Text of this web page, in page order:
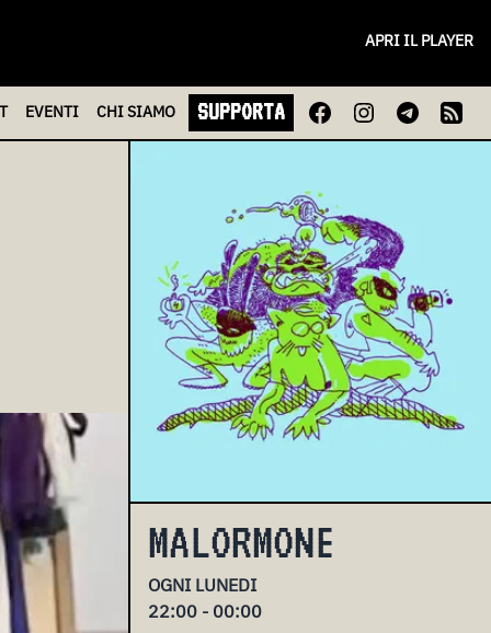
APRI IL PLAYER
EVENTI CHISIAMO SUPPORTA
MALORMONE
OGNI LUNEDI
22:00 - 00:00